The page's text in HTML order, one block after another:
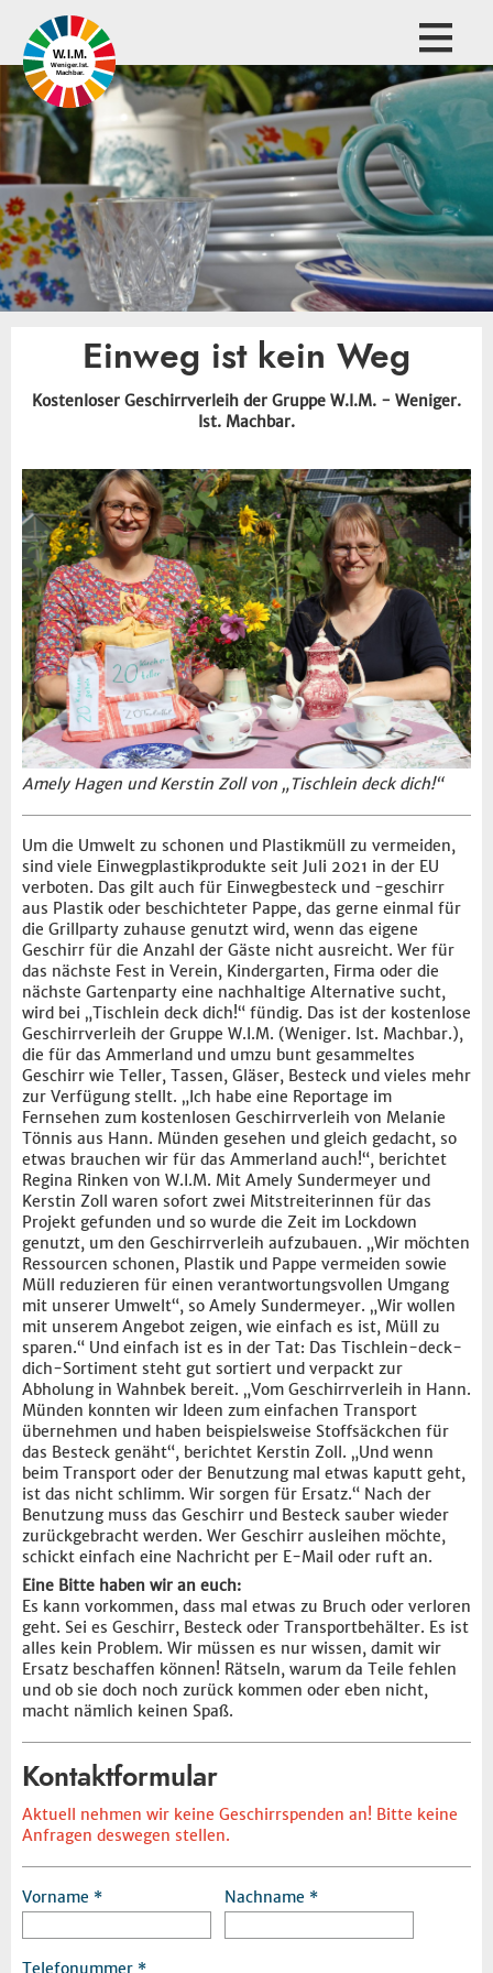
Einweg ist kein Weg
Kostenloser Geschirrverleih der Gruppe W.I.M. - Weniger.
Ist. Machbar.
Amely Hagen und Kerstin Zoll von „Tischlein deck dich!“
Um die Umwelt zu schonen und Plastikmüll zu vermeiden,
sind viele Einwegplastikprodukte seit Juli 2021 in der EU
verboten. Das gilt auch für Einwegbesteck und -geschirr
aus Plastik oder beschichteter Pappe, das gerne einmal für
die Grillparty zuhause genutzt wird, wenn das eigene
Geschirr für die Anzahl der Gäste nicht ausreicht. Wer für
das nächste Fest in Verein, Kindergarten, Firma oder die
nächste Gartenparty eine nachhaltige Alternative sucht,
wird bei „Tischlein deck dich!“ fündig. Das ist der kostenlose
Geschirrverleih der Gruppe W.I.M. (Weniger. Ist. Machbar.),
die für das Ammerland und umzu bunt gesammeltes
Geschirr wie Teller, Tassen, Gläser, Besteck und vieles mehr
zur Verfügung stellt. „Ich habe eine Reportage im
Fernsehen zum kostenlosen Geschirrverleih von Melanie
Tönnis aus Hann. Münden gesehen und gleich gedacht, so
etwas brauchen wir für das Ammerland auch!“, berichtet
Regina Rinken von W.I.M. Mit Amely Sundermeyer und
Kerstin Zoll waren sofort zwei Mitstreiterinnen für das
Projekt gefunden und so wurde die Zeit im Lockdown
genutzt, um den Geschirrverleih aufzubauen. „Wir möchten
Ressourcen schonen, Plastik und Pappe vermeiden sowie
Müll reduzieren für einen verantwortungsvollen Umgang
mit unserer Umwelt“, so Amely Sundermeyer. „Wir wollen
mit unserem Angebot zeigen, wie einfach es ist, Müll zu
sparen.“ Und einfach ist es in der Tat: Das Tischlein-deck-
dich-Sortiment steht gut sortiert und verpackt zur
Abholung in Wahnbek bereit. „Vom Geschirrverleih in Hann.
Münden konnten wir Ideen zum einfachen Transport
übernehmen und haben beispielsweise Stoffsäckchen für
das Besteck genäht“, berichtet Kerstin Zoll. „Und wenn
beim Transport oder der Benutzung mal etwas kaputt geht,
ist das nicht schlimm. Wir sorgen für Ersatz.“ Nach der
Benutzung muss das Geschirr und Besteck sauber wieder
zurückgebracht werden. Wer Geschirr ausleihen möchte,
schickt einfach eine Nachricht per E-Mail oder ruft an.
Eine Bitte haben wir an euch:
Es kann vorkommen, dass mal etwas zu Bruch oder verloren
geht. Sei es Geschirr, Besteck oder Transportbehälter. Es ist
alles kein Problem. Wir müssen es nur wissen, damit wir
Ersatz beschaffen können! Rätseln, warum da Teile fehlen
und ob sie doch noch zurück kommen oder eben nicht,
macht nämlich keinen Spaß.
Kontaktformular
Aktuell nehmen wir keine Geschirrspenden an! Bitte keine
Anfragen deswegen stellen.
Vorname Nachname
Telefonummer